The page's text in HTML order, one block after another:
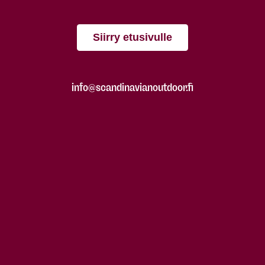
Siirry etusivulle
info@scandinavianoutdoor.fi